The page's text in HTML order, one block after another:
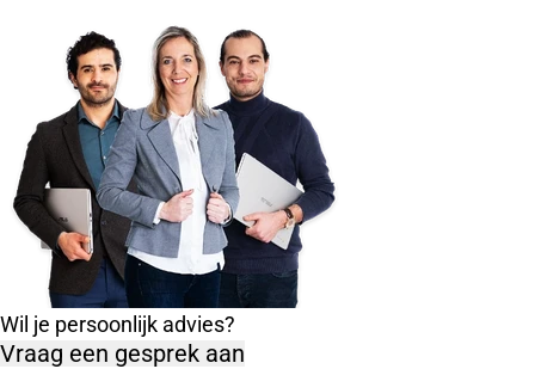
Wil je persoonlijk advies?
Vraag een gesprek aan